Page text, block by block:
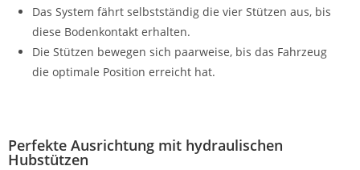
Das System fährt selbstständig die vier Stützen aus, bis
diese Bodenkontakt erhalten.
Die Stützen bewegen sich paarweise, bis das Fahrzeug
die optimale Position erreicht hat.
Perfekte Ausrichtung mit hydraulischen
Hubstützen